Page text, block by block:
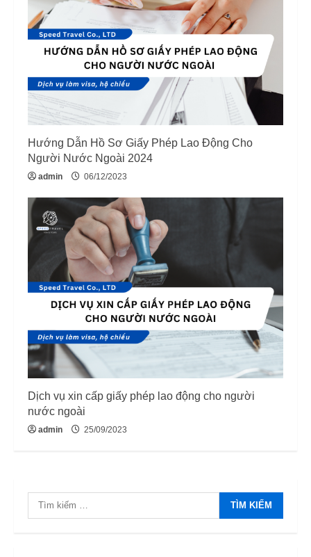
Hướng Dẫn Hồ Sơ Giấy Phép Lao Động Cho
Người Nước Ngoài 2024
admin 06/12/2023
Dịch vụ xin cấp giấy phép lao động cho người
nước ngoài
admin 25/09/2023
Tìm
kiếm